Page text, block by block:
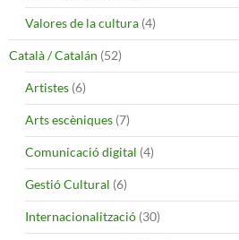
Valores de la cultura (4)
Català / Catalán (52)
Artistes (6)
Arts escèniques (7)
Comunicació digital (4)
Gestió Cultural (6)
Internacionalització (30)